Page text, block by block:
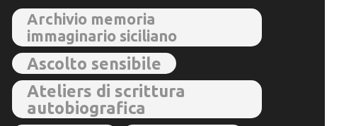
Archivio memoria
immaginario siciliano
Ascolto sensibile
Ateliers di scrittura
autobiografica